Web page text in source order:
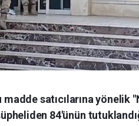
satıcılarına yönelik
84'ünün